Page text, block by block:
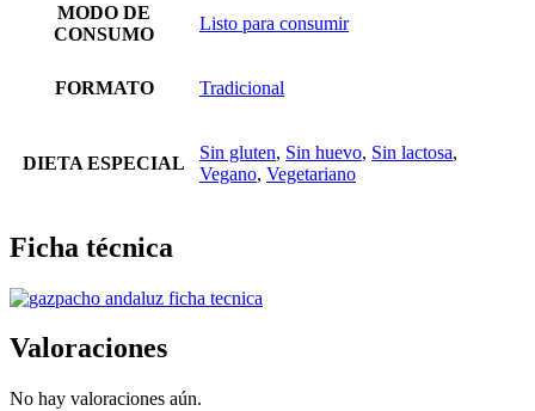
MODO DE
CONSUMO
Listo para consumir
FORMATO Tradicional
DIETA ESPECIAL
Sin gluten, Sin huevo, Sin lactosa,
Vegano, Vegetariano
Ficha técnica
Valoraciones
No hay valoraciones aún.